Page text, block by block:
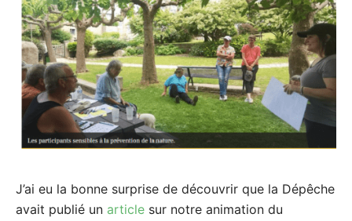
J’ai eu la bonne surprise de découvrir que la Dépêche
avait publié un article sur notre animation du